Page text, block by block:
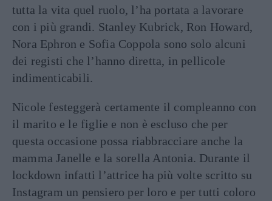
tutta la vita quel ruolo, l’ha portata a lavorare
con i più grandi. Stanley Kubrick, Ron Howard,
Nora Ephron e Sofia Coppola sono solo alcuni
dei registi che l’hanno diretta, in pellicole
indimenticabili.
Nicole festeggerà certamente il compleanno con
il marito e le figlie e non è escluso che per
questa occasione possa riabbracciare anche la
mamma Janelle e la sorella Antonia. Durante il
lockdown infatti l’attrice ha più volte scritto su
Instagram un pensiero per loro e per tutti coloro